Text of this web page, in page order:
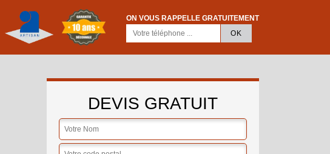
ON VOUS RAPPELLE GRATUITEMENT
DEVIS GRATUIT